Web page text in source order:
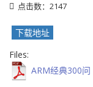
点击数：2147
下载地址
Files:
ARM经典300问